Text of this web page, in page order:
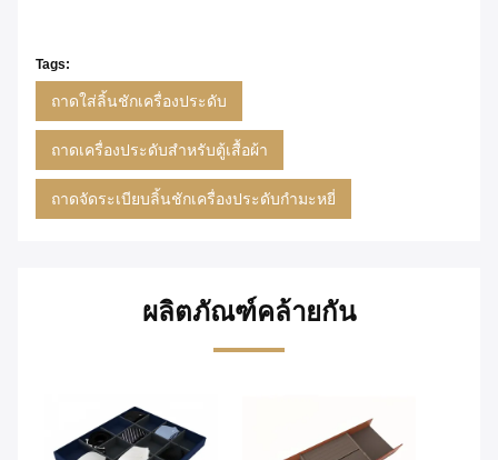
Tags:
ถาดใส่ลิ้นชักเครื่องประดับ
ถาดเครื่องประดับสำหรับตู้เสื้อผ้า
ถาดจัดระเบียบลิ้นชักเครื่องประดับกำมะหยี่
ผลิตภัณฑ์คล้ายกัน